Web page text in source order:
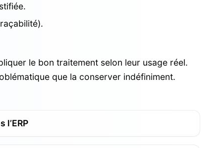
le bon traitement selon leur usage réel.
que la conserver indéfiniment.